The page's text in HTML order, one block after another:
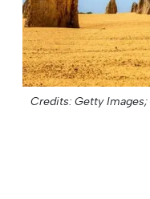
Credits: Getty Images;